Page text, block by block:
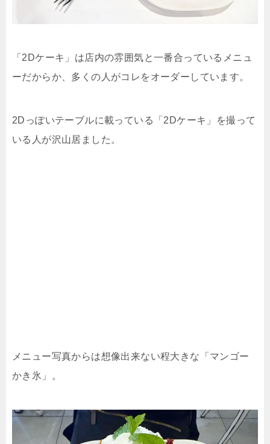
「2Dケーキ」は店内の雰囲気と一番合っているメニュ
ーだからか、多くの人がコレをオーダーしています。
2Dっぽいテーブルに載っている「2Dケーキ」を撮って
いる人が沢山居ました。
メニュー写真からは想像出来ない程大きな「マンゴー
かき氷」。